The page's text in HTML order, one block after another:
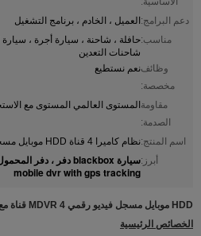
دعم البرامج:العميل ، الخادم ، برنامج التشغيل
مناسب:حافلة ، شاحنة ، سيارة أجرة ،
شاحنات التعدين
وظائف
مخصصة:
نعم نستطيع
مقاومة
الصدمة:
المستوى العالمي المستوى مع
اسم المنتج:نظام كاميرا 4 قناة HDD موبايل مسجل فيديو MDVR
أبرز:سيارة blackbox دفر ، دفر المحمول مع تتبع نظام تحديد المواقع
mobile dvr with gps tracking
HDD موبايل مسجل فيديو رقمي MDVR 4 قناة مع الكاميرا
الخصائص الرئيسية